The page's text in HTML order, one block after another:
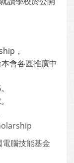
，
會各區推廣中
腦技能基金